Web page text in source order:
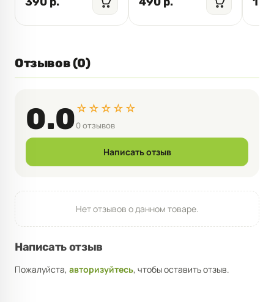
Отзывов (0)
0.0☆☆☆☆☆
0 отзывов
Написать отзыв
Нет отзывов о данном товаре.
Написать отзыв
Пожалуйста, авторизуйтесь, чтобы оставить отзыв.